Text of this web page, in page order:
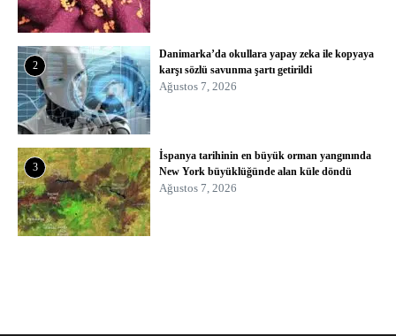
2
Danimarka’da okullara yapay zeka ile kopyaya
karşı sözlü savunma şartı getirildi
Ağustos 7, 2026
3
İspanya tarihinin en büyük orman yangınında
New York büyüklüğünde alan küle döndü
Ağustos 7, 2026